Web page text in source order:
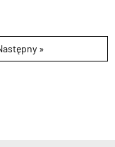
»